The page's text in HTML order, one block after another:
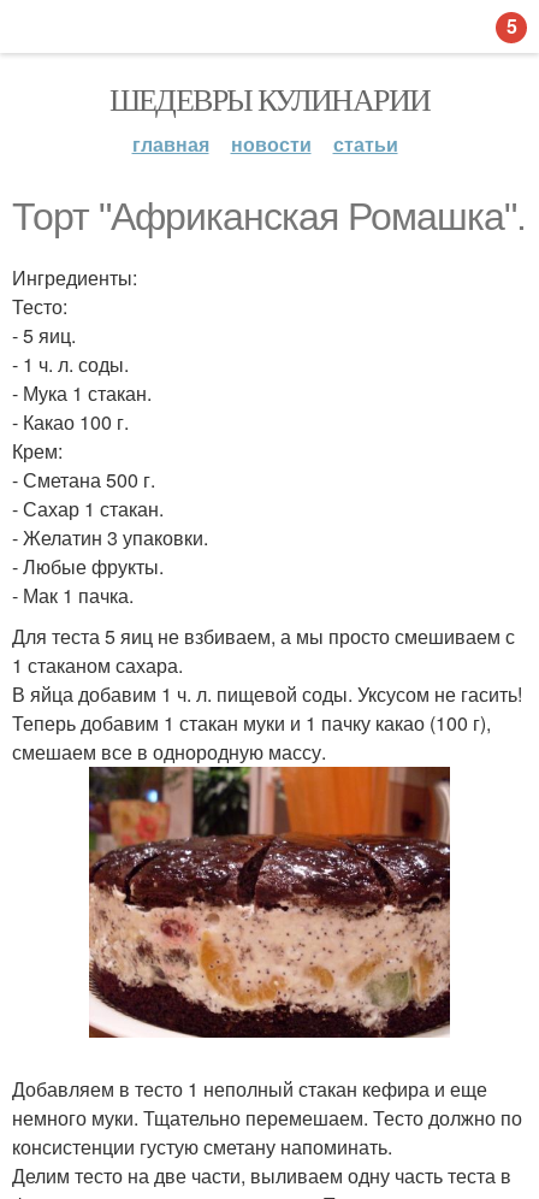
ШЕДЕВРЫ КУЛИНАРИИ
главная новости статьи
Торт "Африканская Ромашка".
Ингредиенты:
Тесто:
- 5 яиц.
- 1 ч. л. соды.
- Мука 1 стакан.
- Какао 100 г.
Крем:
- Сметана 500 г.
- Сахар 1 стакан.
- Желатин 3 упаковки.
- Любые фрукты.
- Мак 1 пачка.
Для теста 5 яиц не взбиваем, а мы просто смешиваем с
1 стаканом сахара.
В яйца добавим 1 ч. л. пищевой соды. Уксусом не гасить!
Теперь добавим 1 стакан муки и 1 пачку какао (100 г),
смешаем все в однородную массу.
Добавляем в тесто 1 неполный стакан кефира и еще
немного муки. Тщательно перемешаем. Тесто должно по
консистенции густую сметану напоминать.
Делим тесто на две части, выливаем одну часть теста в
5